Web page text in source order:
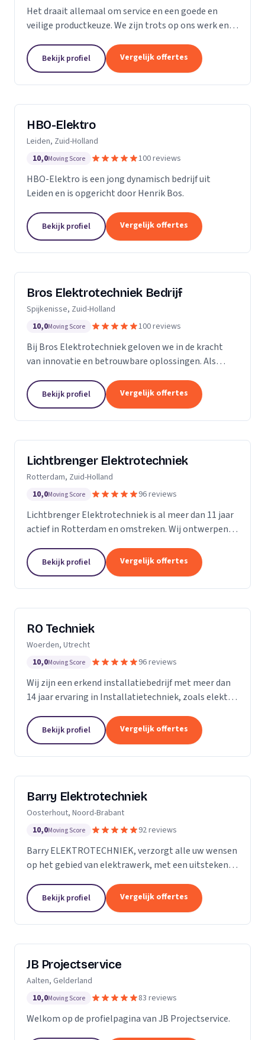
Het draait allemaal om service en een goede en
veilige productkeuze. We zijn trots op ons werk en
dan bij onszelf. We vinden ons werk belangrijk,...
Bekijk profiel Vergelijk offertes
HBO-Elektro
Leiden, Zuid-Holland
10,0Moving Score 100 reviews
HBO-Elektro is een jong dynamisch bedrijf uit
Leiden en is opgericht door Henrik Bos.
Bekijk profiel Vergelijk offertes
Bros Elektrotechniek Bedrijf
Spijkenisse, Zuid-Holland
10,0Moving Score 100 reviews
Bij Bros Elektrotechniek geloven we in de kracht
van innovatie en betrouwbare oplossingen. Als
we al meer dan 25 jaar hoogwaardige diensten aan
onze...
Bekijk profiel Vergelijk offertes
Lichtbrenger Elektrotechniek
Rotterdam, Zuid-Holland
10,0Moving Score 96 reviews
Lichtbrenger Elektrotechniek is al meer dan 11 jaar
actief in Rotterdam en omstreken. Wij ontwerpen
bedrijfspanden, horeca zaken, winkelcentra, en nog
veel meer....
Bekijk profiel Vergelijk offertes
RO Techniek
Woerden, Utrecht
10,0Moving Score 96 reviews
Wij zijn een erkend installatiebedrijf met meer dan
14 jaar ervaring in Installatietechniek, zoals elektra,
Bekijk profiel Vergelijk offertes
Barry Elektrotechniek
Oosterhout, Noord-Brabant
10,0Moving Score 92 reviews
Barry ELEKTROTECHNIEK, verzorgt alle uw wensen
op het gebied van elektrawerk, met een uitstekende
Scholen en Bedrijven. Groepenkast vernieuwen,...
Bekijk profiel Vergelijk offertes
JB Projectservice
Aalten, Gelderland
10,0Moving Score 83 reviews
Welkom op de profielpagina van JB Projectservice.